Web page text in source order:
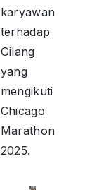
karyawan
terhadap
Gilang
yang
mengikuti
Chicago
Marathon
2025.